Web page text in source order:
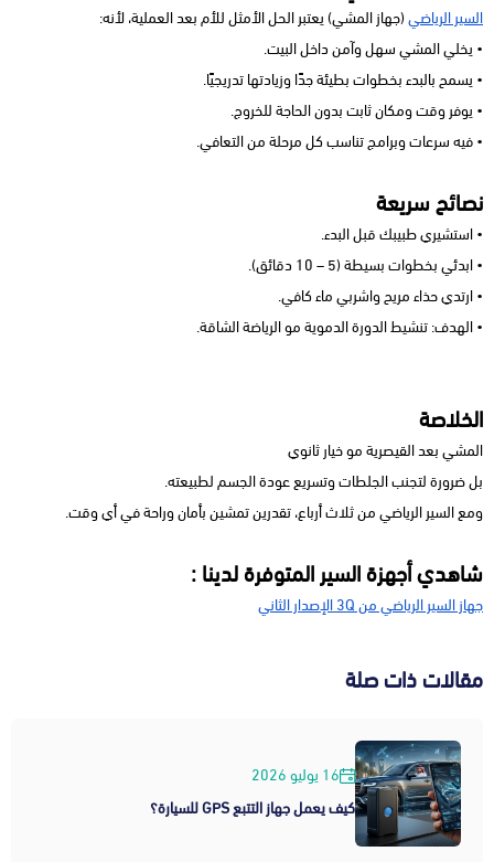
السير الرياضي(جهاز المشي) يعتبر الحل الأمثل للأم بعد العملية، لأنه:
• يخلي المشي سهل وآمن داخل البيت.
• يسمح بالبدء بخطوات بطيئة جدًا وزيادتها تدريجيًا.
• يوفر وقت ومكان ثابت بدون الحاجة للخروج.
• فيه سرعات وبرامج تناسب كل مرحلة من التعافي.
نصائح سريعة
• استشيري طبيبك قبل البدء.
• ابدئي بخطوات بسيطة (5 – 10 دقائق).
• ارتدي حذاء مريح واشربي ماء كافي.
• الهدف: تنشيط الدورة الدموية مو الرياضة الشاقة.
الخلاصة
المشي بعد القيصرية مو خيار ثانوي
بل ضرورة لتجنب الجلطات وتسريع عودة الجسم لطبيعته.
ومع السير الرياضي من ثلاث أرباع، تقدرين تمشين بأمان وراحة في أي وقت.
شاهدي أجهزة السير المتوفرة لدينا :
جهاز السير الرياضي من 3Q الإصدار الثاني
مقالات ذات صلة
16 يوليو 2026
كيف يعمل جهاز التتبع GPS للسيارة؟